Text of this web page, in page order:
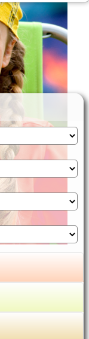
der
privacy
privacy
privacy
privacy